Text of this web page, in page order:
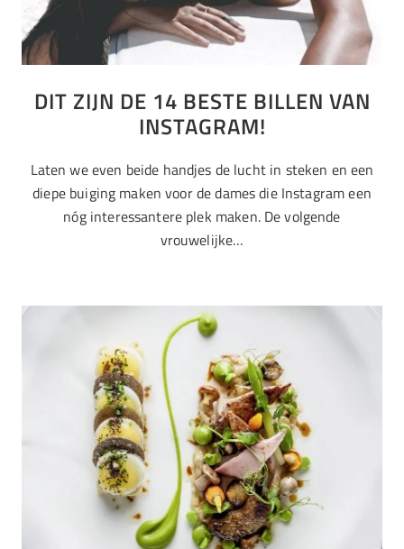
DIT ZIJN DE 14 BESTE BILLEN VAN
INSTAGRAM!
Laten we even beide handjes de lucht in steken en een
diepe buiging maken voor de dames die Instagram een
nóg interessantere plek maken. De volgende
vrouwelijke…